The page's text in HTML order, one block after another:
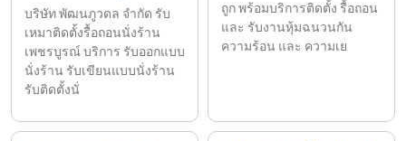
บริษัท พัฒนภูวดล จำกัด รับ
เหมาติดตั้งรื้อถอนนั่งร้าน
เพชรบูรณ์ บริการ รับออกแบบ
นั่งร้าน รับเขียนแบบนั่งร้าน
รับติดตั้งนั่
ถูก พร้อมบริการติดตั้ง รื้อถอน
และ รับงานหุ้มฉนวนกัน
ความร้อน และ ความเย